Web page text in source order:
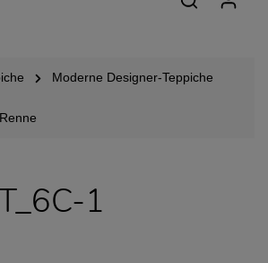
Moderne Designer-Teppiche
1